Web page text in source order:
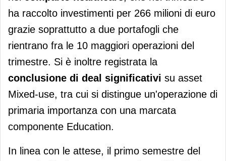
ha raccolto investimenti per 266 milioni di euro
grazie soprattutto a due portafogli che
rientrano fra le 10 maggiori operazioni del
trimestre. Si è inoltre registrata la
conclusione di deal significativi su asset
Mixed-use, tra cui si distingue un'operazione di
primaria importanza con una marcata
componente Education.
In linea con le attese, il primo semestre del